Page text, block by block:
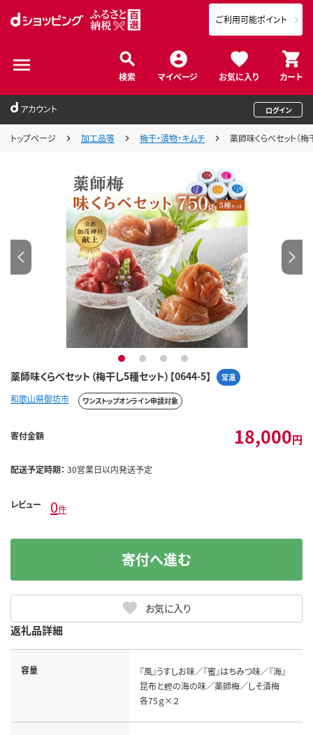
検索 マイページ お気に入り カート
ご利用可能ポイント
アカウント ログイン
トップページ 加工品等 梅干・漬物・キムチ 薬師味くらべセット（梅
薬師味くらべセット（梅干し5種セット）【0644-5】 常温
1 2 3 4
和歌山県御坊市 ワンストップオンライン申請対象
寄付金額 18,000円
配送予定時期： 30営業日以内発送予定
レビュー 0件
お気に入り
寄付へ進む
返礼品詳細
容量
『風』うすしお味／『蜜』はちみつ味／『海』
昆布と鰹の海の味／薬師梅／しそ漬梅
各75ｇ×２